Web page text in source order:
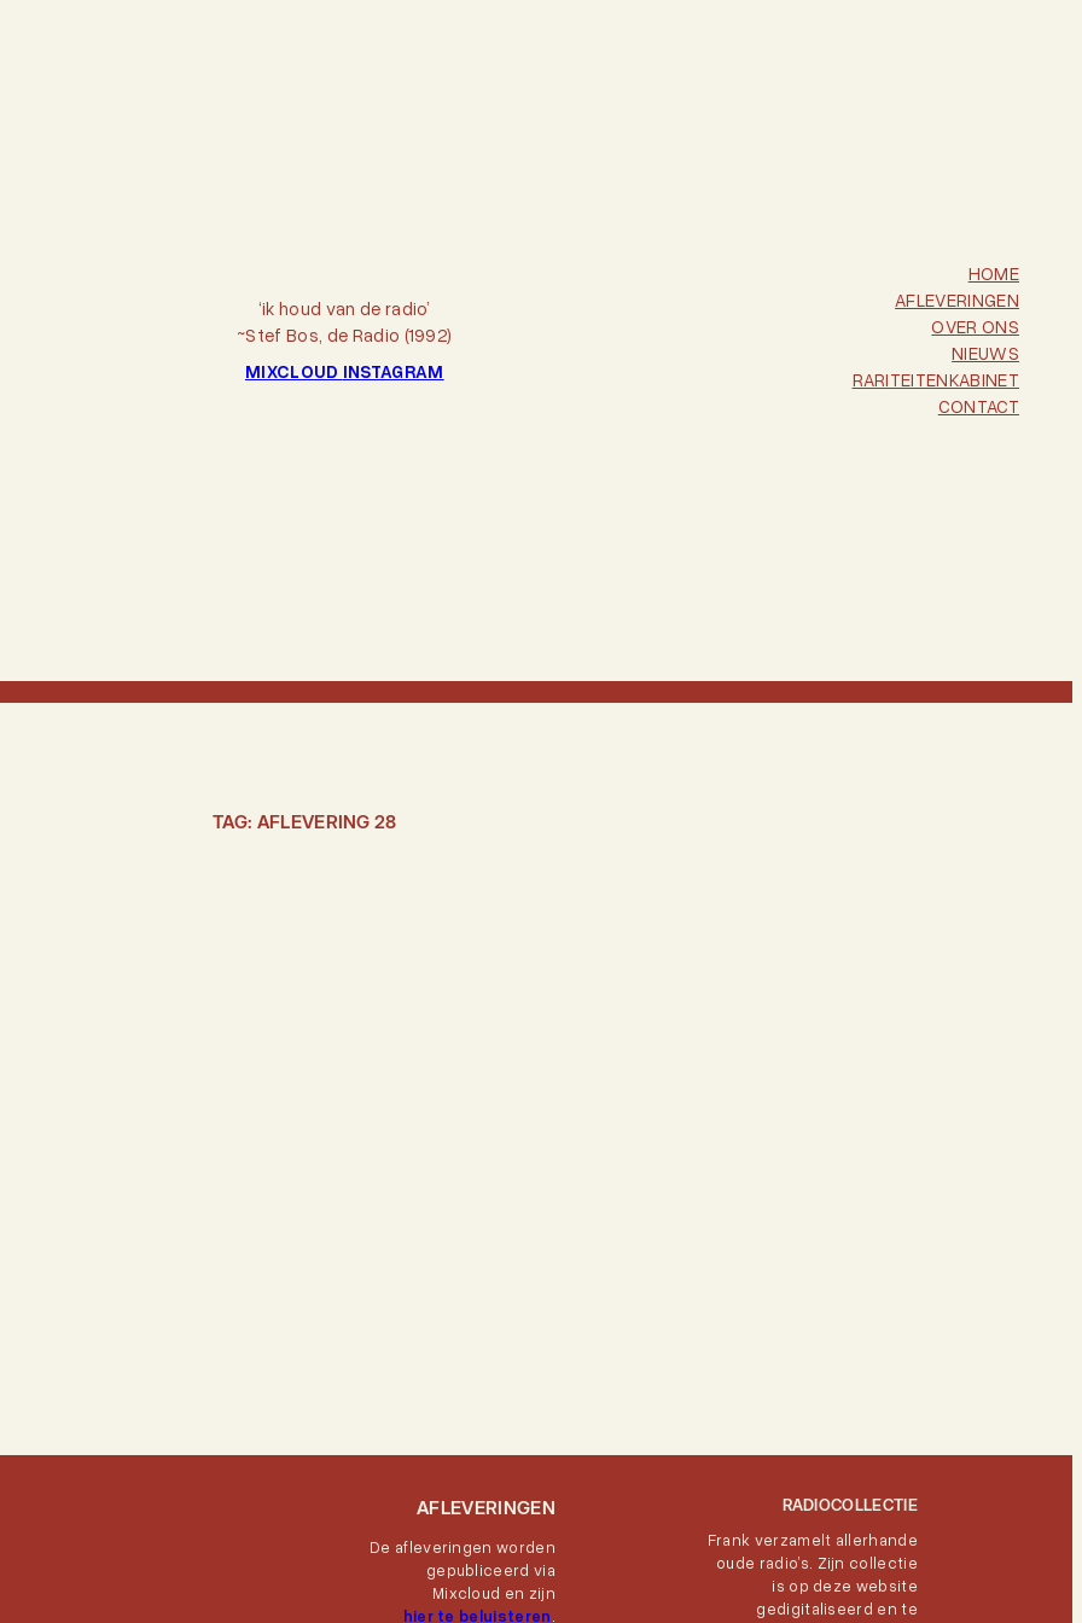
‘ik houd van de radio’
~Stef Bos, de Radio (1992)
MIXCLOUD INSTAGRAM
HOME
AFLEVERINGEN
OVER ONS
NIEUWS
RARITEITENKABINET
CONTACT
TAG: AFLEVERING 28
AFLEVERINGEN
De afleveringen worden
gepubliceerd via
Mixcloud en zijn
hier te beluisteren.
RADIOCOLLECTIE
Frank verzamelt allerhande
oude radio’s. Zijn collectie
is op deze website
gedigitaliseerd en te